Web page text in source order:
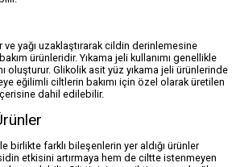
ve yağı uzaklaştırarak cildin derinlemesine
ürünleridir. Yıkama jeli kullanımı genellikle
oluşturur. Glikolik asit yüz yıkama jeli ürünlerinde
eğilimli ciltlerin bakımı için özel olarak üretilen
dahil edilebilir.
birlikte farklı bileşenlerin yer aldığı ürünler
etkisini artırmaya hem de ciltte istenmeyen